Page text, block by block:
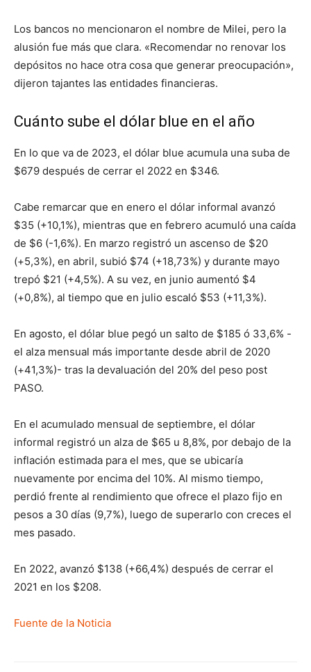
Los bancos no mencionaron el nombre de Milei, pero la
alusión fue más que clara. «Recomendar no renovar los
depósitos no hace otra cosa que generar preocupación»,
dijeron tajantes las entidades financieras.
Cuánto sube el dólar blue en el año
En lo que va de 2023, el dólar blue acumula una suba de
$679 después de cerrar el 2022 en $346.
Cabe remarcar que en enero el dólar informal avanzó
$35 (+10,1%), mientras que en febrero acumuló una caída
de $6 (-1,6%). En marzo registró un ascenso de $20
(+5,3%), en abril, subió $74 (+18,73%) y durante mayo
trepó $21 (+4,5%). A su vez, en junio aumentó $4
(+0,8%), al tiempo que en julio escaló $53 (+11,3%).
En agosto, el dólar blue pegó un salto de $185 ó 33,6% -
el alza mensual más importante desde abril de 2020
(+41,3%)- tras la devaluación del 20% del peso post
PASO.
En el acumulado mensual de septiembre, el dólar
informal registró un alza de $65 u 8,8%, por debajo de la
inflación estimada para el mes, que se ubicaría
nuevamente por encima del 10%. Al mismo tiempo,
perdió frente al rendimiento que ofrece el plazo fijo en
pesos a 30 días (9,7%), luego de superarlo con creces el
mes pasado.
En 2022, avanzó $138 (+66,4%) después de cerrar el
2021 en los $208.
Fuente de la Noticia